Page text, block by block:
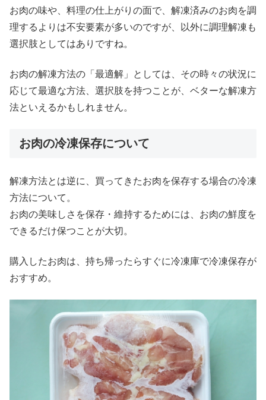
お肉の味や、料理の仕上がりの面で、解凍済みのお肉を調
理するよりは不安要素が多いのですが、以外に調理解凍も
選択肢としてはありですね。
お肉の解凍方法の「最適解」としては、その時々の状況に
応じて最適な方法、選択肢を持つことが、ベターな解凍方
法といえるかもしれません。
お肉の冷凍保存について
解凍方法とは逆に、買ってきたお肉を保存する場合の冷凍
方法について。
お肉の美味しさを保存・維持するためには、お肉の鮮度を
できるだけ保つことが大切。
購入したお肉は、持ち帰ったらすぐに冷凍庫で冷凍保存が
おすすめ。